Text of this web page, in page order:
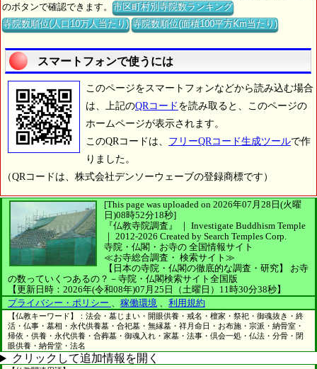
のボタンで確認できます。市区町村別寺院数ランキング
寺院数順位(人口10万人当たり) 寺院数順位(面積100平方Km当たり)
スマートフォンで使うには
このページをスマートフォンなどから読み込む場合
は、上記のQRコード を読み取ると、このページの
ホームページが表示されます。
このQRコードは、 フリーQRコード生成ツールで作
りました。
（QRコードは、株式会社デンソーウェーブの登録商標です）
[This page was uploaded on 2026年07月28日(火曜
日)08時52分18秒]
『仏教寺院調査』 ｜ Investigate Buddhism Temple
｜ 2012-2026 Created by Search Temples Corp.
寺院・仏閣・お寺の 全国情報サイト
≪お寺総合調査・ 検索サイト≫
【日本の寺院・仏閣の徹底的な調査・研究】
お寺
の数っていくつあるの？－寺院・仏閣検索サイト全国版
【更新日時：2026年(令和08年)07月25日（土曜日）11時30分38秒】
プライバシー・ポリシー 、 稼働環境 、 利用規約
【仏教キーワード】：法会・墓じまい・開眼供養・戒名・檀家・祭祀・御魂抜き・終
活・仏事・墓相・永代供養墓・合祀墓・無縁墓・祥月命日・お布施・宗派・納骨室・
帰依・供養・永代供養・合葬墓・御魂入れ・家墓・法事・倶会一処・仏法・分骨・閉
眼供養・納骨堂・法名
クリックして追加情報を開く